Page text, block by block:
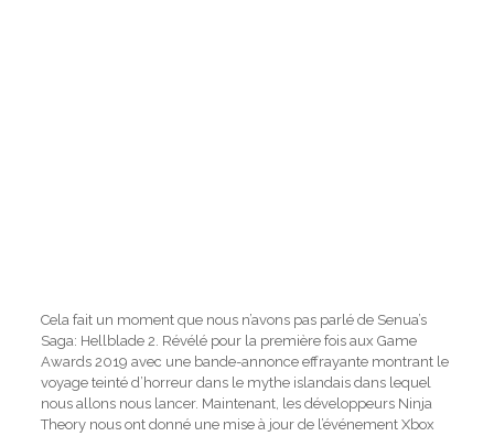
Cela fait un moment que nous n’avons pas parlé de Senua’s
Saga: Hellblade 2. Révélé pour la première fois aux Game
Awards 2019 avec une bande-annonce effrayante montrant le
voyage teinté d’horreur dans le mythe islandais dans lequel
nous allons nous lancer. Maintenant, les développeurs Ninja
Theory nous ont donné une mise à jour de l’événement Xbox